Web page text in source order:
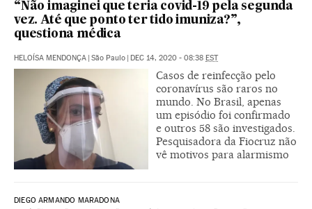
“Não imaginei que teria covid-19 pela segunda
vez. Até que ponto ter tido imuniza?”,
questiona médica
HELOÍSA MENDONÇA | São Paulo | DEC 14, 2020 - 08:38 EST
Casos de reinfecção pelo
coronavírus são raros no
mundo. No Brasil, apenas
um episódio foi confirmado
e outros 58 são investigados.
Pesquisadora da Fiocruz não
vê motivos para alarmismo
DIEGO ARMANDO MARADONA